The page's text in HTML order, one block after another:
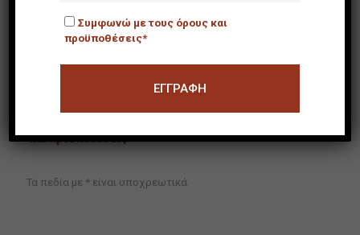
και προϋποθέσεις*
Τα πεδία με * είναι υποχρεωτικά
Συμφωνώ με τους όρους και
προϋποθέσεις*